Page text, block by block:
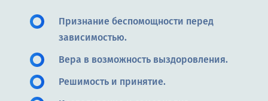
Признание беспомощности перед
зависимостью.
Вера в возможность выздоровления.
Решимость и принятие.